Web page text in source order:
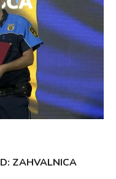
ZAHVALNICA